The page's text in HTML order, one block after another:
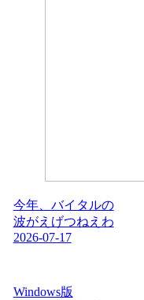
今年、バイタルの
波がえげつねえわ
2026-07-17
Windows版